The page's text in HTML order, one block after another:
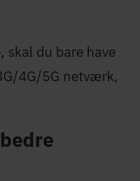
skal du bare have
4G/5G netværk,